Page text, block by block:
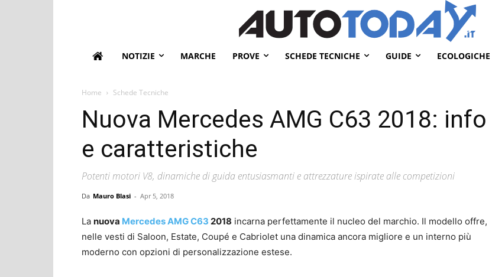
NOTIZIE MARCHE PROVE SCHEDE TECNICHE GUIDE ECOLOGICHE
Home Schede Tecniche
Nuova Mercedes AMG C63 2018: info
e caratteristiche
Potenti motori V8, dinamiche di guida entusiasmanti e attrezzature ispirate alle competizioni
Da Mauro Blasi - Apr 5, 2018
La nuova Mercedes AMG C63 2018 incarna perfettamente il nucleo del marchio. Il modello offre,
nelle vesti di Saloon, Estate, Coupé e Cabriolet una dinamica ancora migliore e un interno più
moderno con opzioni di personalizzazione estese.